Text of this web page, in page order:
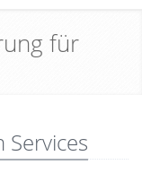
für